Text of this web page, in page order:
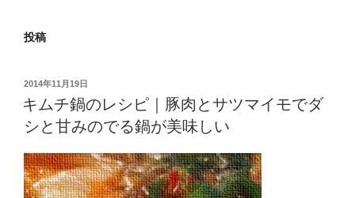
投稿
投
稿
日:
2014年11月19日
キムチ鍋のレシピ｜豚肉とサツマイモでダ
シと甘みのでる鍋が美味しい